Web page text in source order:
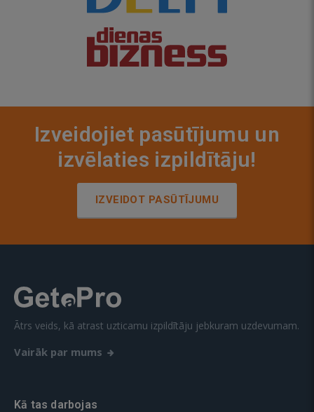
Izveidojiet pasūtījumu un
izvēlaties izpildītāju!
IZVEIDOT PASŪTĪJUMU
Ātrs veids, kā atrast uzticamu izpildītāju jebkuram uzdevumam.
Vairāk par mums
Kā tas darbojas